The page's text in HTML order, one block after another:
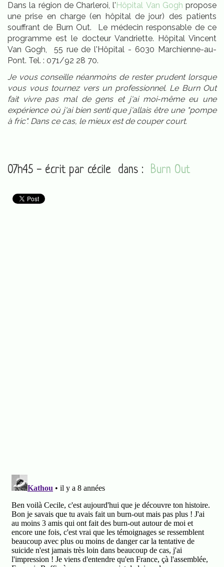
Dans la région de Charleroi, l'Hôpital Van Gogh propose
une prise en charge (en hôpital de jour) des patients
souffrant de Burn Out. Le médecin responsable de ce
programme est le docteur Vandriette. Hôpital Vincent
Van Gogh, 55 rue de l'Hôpital - 6030 Marchienne-au-
Pont. Tel. : 071/92 28 70.
Je vous conseille néanmoins de rester prudent lorsque
vous vous tournez vers un professionnel. Le Burn Out
fait vivre pas mal de gens et j'ai moi-même eu une
expérience où j'ai bien senti que j'allais être une "pompe
à fric". Dans ce cas, le mieux est de couper court.
07h45 - écrit par cécile dans : Burn Out